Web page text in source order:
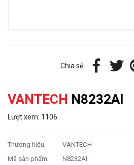
VANTECH N8232AI
Lượt xem: 1106
Thương hiệu:
VANTECH
Mã sản phẩm:
N8232AI
Chia sẻ: